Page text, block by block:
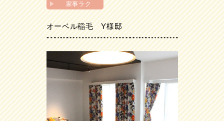
▶︎
家事ラク
オーベル稲毛 Y様邸